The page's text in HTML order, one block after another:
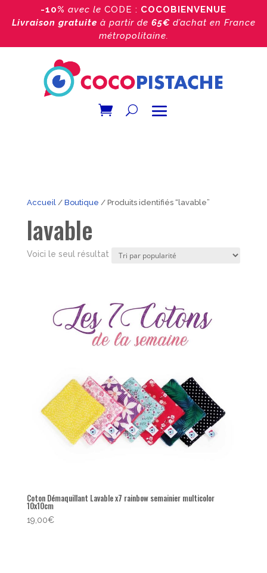
-10% avec le CODE : COCOBIENVENUE
Livraison gratuite à partir de 65€ d’achat en France
métropolitaine.
Accueil/ Boutique / Produits identifiés “lavable”
lavable
Voici le seul résultat
Coton Démaquillant Lavable x7 rainbow semainier multicolor
10x10cm
19,00€